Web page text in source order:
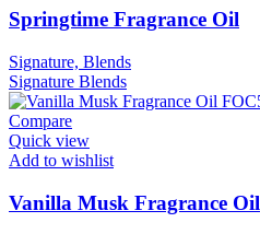
Springtime Fragrance Oil
Signature, Blends
Signature Blends
Compare
Quick view
Add to wishlist
Vanilla Musk Fragrance Oil